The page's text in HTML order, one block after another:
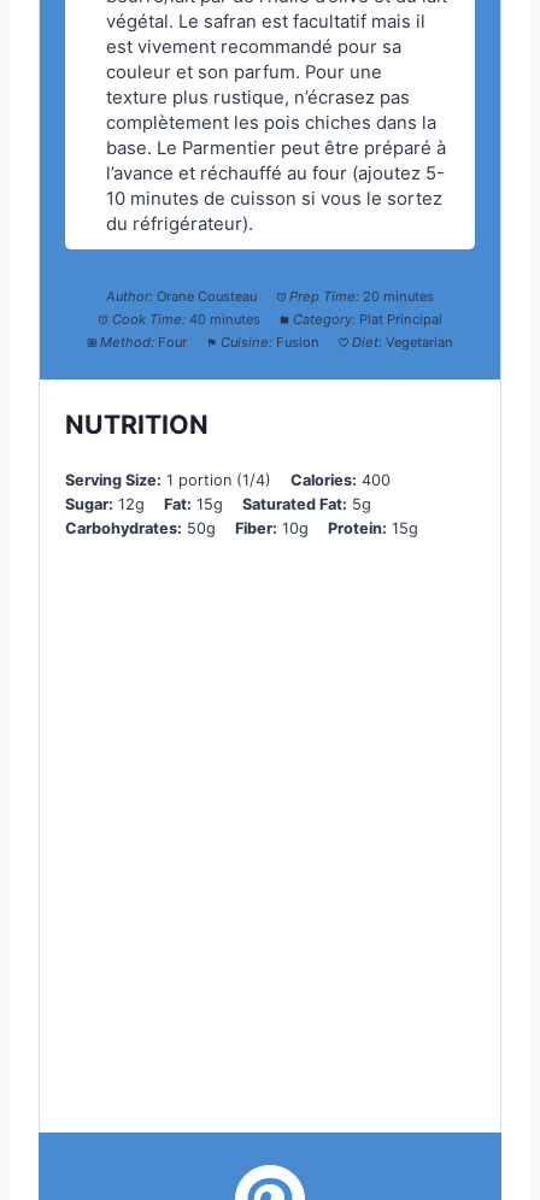
végétal. Le safran est facultatif mais il
est vivement recommandé pour sa
couleur et son parfum. Pour une
texture plus rustique, n’écrasez pas
complètement les pois chiches dans la
base. Le Parmentier peut être préparé à
l’avance et réchauffé au four (ajoutez 5-
10 minutes de cuisson si vous le sortez
du réfrigérateur).
Author: Orane Cousteau Prep Time: 20 minutes
Cook Time: 40 minutes Category: Plat Principal
Method: Four Cuisine: Fusion Diet: Vegetarian
NUTRITION
Serving Size: 1 portion (1/4) Calories: 400
Sugar: 12g Fat: 15g Saturated Fat: 5g
Carbohydrates: 50g Fiber: 10g Protein: 15g